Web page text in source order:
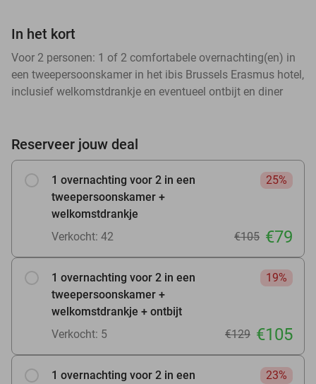
In het kort
Voor 2 personen: 1 of 2 comfortabele overnachting(en) in
een tweepersoonskamer in het ibis Brussels Erasmus hotel,
inclusief welkomstdrankje en eventueel ontbijt en diner
Reserveer jouw deal
1 overnachting voor 2 in een
tweepersoonskamer +
welkomstdrankje
25%
Verkocht: 42 €105 €79
1 overnachting voor 2 in een
tweepersoonskamer +
welkomstdrankje + ontbijt
19%
Verkocht: 5 €129 €105
1 overnachting voor 2 in een
23%